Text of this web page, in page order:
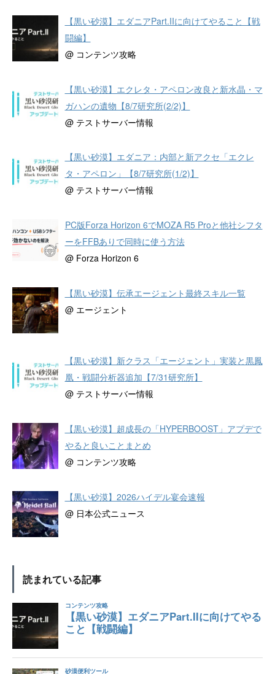
【黒い砂漠】エダニアPart.IIに向けてやること【戦
闘編】
@ コンテンツ攻略
【黒い砂漠】エクレタ・アペロン改良と新水晶・マ
ガハンの遺物【8/7研究所(2/2)】
@ テストサーバー情報
【黒い砂漠】エダニア：内部と新アクセ「エクレ
タ・アペロン」【8/7研究所(1/2)】
@ テストサーバー情報
PC版Forza Horizon 6でMOZA R5 Proと他社シフタ
ーをFFBありで同時に使う方法
@ Forza Horizon 6
【黒い砂漠】伝承エージェント最終スキル一覧
@ エージェント
【黒い砂漠】新クラス「エージェント」実装と黒鳳
凰・戦闘分析器追加【7/31研究所】
@ テストサーバー情報
【黒い砂漠】超成長の「HYPERBOOST」アプデで
やると良いことまとめ
@ コンテンツ攻略
【黒い砂漠】2026ハイデル宴会速報
@ 日本公式ニュース
読まれている記事